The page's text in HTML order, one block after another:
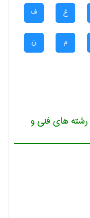
غ ف
م ن
های فنی و